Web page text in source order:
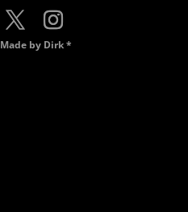
Made by Dirk *